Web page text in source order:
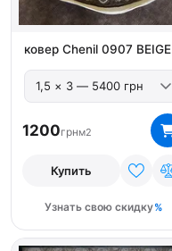
ковер Chenil 0907 BEIGE
1200грнм2
Купить
Узнать свою скидку